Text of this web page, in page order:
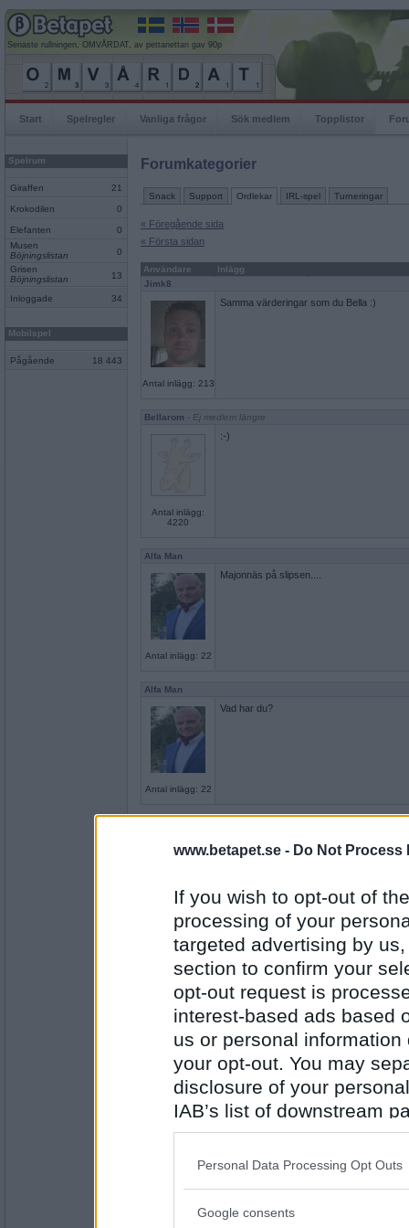
www.betapet.se - Do Not Process
If you wish to opt-out of
processing of your
targeted advertising by
section to confirm your
opt-out request is
interest-based ads based
us or personal
your opt-out. You may
disclosure of your
IAB’s list of downstream
also be disclosed by us
Downstream Participants
Please note that this
Personal Data Processing Opt Outs
Google consents
Senaste rullningen, OMVÅRDAT, av pettanettan gav 90p
Start Spelregler Vanliga frågor Sök medlem Topplistor
Spelrum
Giraffen 21
Krokodilen 0
Elefanten
0
Musen
Böjningslistan
0
Grisen
Böjningslistan
13
Inloggade 34
Mobilspel
Pågående 18 443
Forumkategorier
Snack Support Ordlekar IRL-spel Turneringar
« Föregående sida
« Första sidan
Användare
Inlägg
Jimk8
Antal inlägg: 213
Samma värderingar som du Bella :)
Bellarom - Ej medlem längre
Antal inlägg:
4220
:-)
Alfa Man
Antal inlägg: 22
Majonnäs på slipsen....
Alfa Man
Antal inlägg: 22
Vad har du?
Antal inlägg:
3740
Slipadpärla- Ej medlem längre
Antal inlägg: 105
Klamydia.
Vad har du?
SmålandsMira
Middag på G